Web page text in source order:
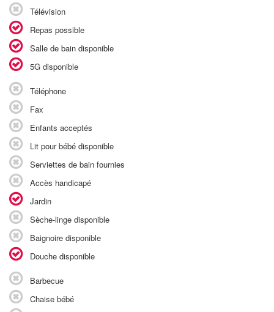
Télévision
Repas possible
Salle de bain disponible
5G disponible
Téléphone
Fax
Enfants acceptés
Lit pour bébé disponible
Serviettes de bain fournies
Accès handicapé
Jardin
Sèche-linge disponible
Baignoire disponible
Douche disponible
Barbecue
Chaise bébé